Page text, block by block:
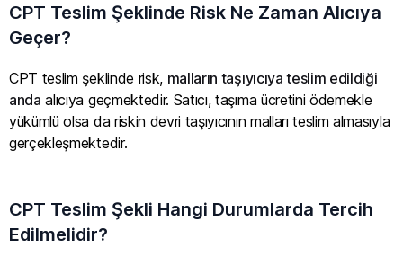
CPT Teslim Şeklinde Risk Ne Zaman Alıcıya
Geçer?
CPT teslim şeklinde risk, malların taşıyıcıya teslim edildiği
anda alıcıya geçmektedir. Satıcı, taşıma ücretini ödemekle
yükümlü olsa da riskin devri taşıyıcının malları teslim almasıyla
gerçekleşmektedir.
CPT Teslim Şekli Hangi Durumlarda Tercih
Edilmelidir?